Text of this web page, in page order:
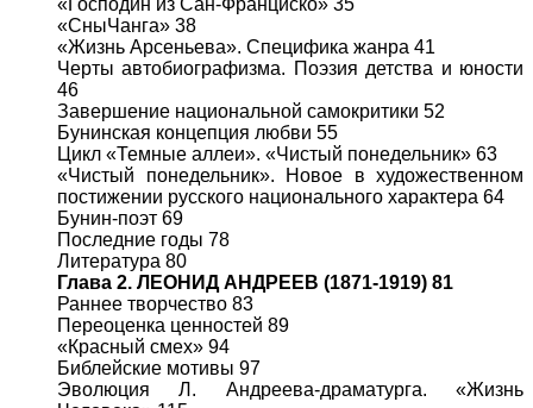
«Господин из Сан-Франциско» 35
«СныЧанга» 38
«Жизнь Арсеньева». Специфика жанра 41
Черты автобиографизма. Поэзия детства и юности
46
Завершение национальной самокритики 52
Бунинская концепция любви 55
Цикл «Темные аллеи». «Чистый понедельник» 63
«Чистый понедельник». Новое в художественном
постижении русского национального характера 64
Бунин-поэт 69
Последние годы 78
Литература 80
Глава 2. ЛЕОНИД АНДРЕЕВ (1871-1919) 81
Раннее творчество 83
Переоценка ценностей 89
«Красный смех» 94
Библейские мотивы 97
Эволюция Л. Андреева-драматурга. «Жизнь